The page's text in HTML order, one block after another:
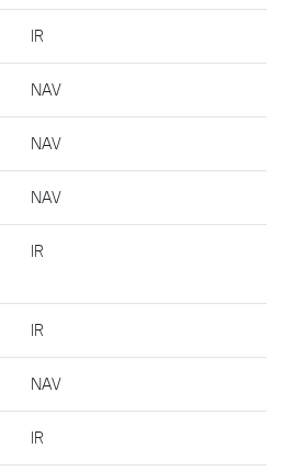
IR
NAV
NAV
NAV
IR
IR
NAV
IR